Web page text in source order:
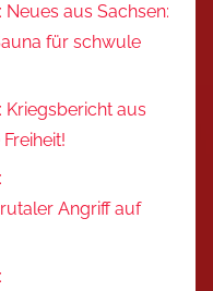
aus Sachsen:
für schwule
Kriegsbericht aus
Angriff auf